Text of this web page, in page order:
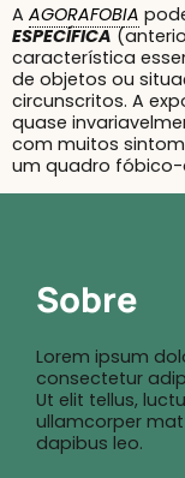
A AGORAFOBIA
ESPECÍFICA
característica
de objetos ou
circunscritos. A
quase
com muitos
um quadro fóbico-
Sobre
Lorem ipsum
consectetur
Ut elit tellus,
ullamcorper
dapibus leo.